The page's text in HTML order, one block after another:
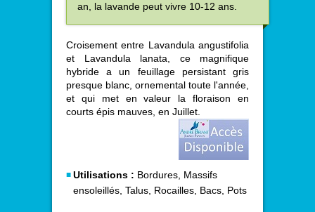
an, la lavande peut vivre 10-12 ans.
Croisement entre Lavandula angustifolia
et Lavandula lanata, ce magnifique
hybride a un feuillage persistant gris
presque blanc, ornemental toute l'année,
et qui met en valeur la floraison en
courts épis mauves, en Juillet.
Utilisations : Bordures, Massifs
ensoleillés, Talus, Rocailles, Bacs, Pots